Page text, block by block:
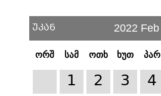
უკან 2022 Feb
ორშ სამ ოთხ ხუთ პარ
1 2 3 4